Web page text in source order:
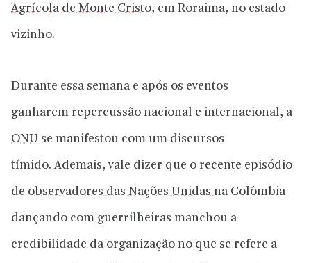
Agrícola de Monte Cristo, em Roraima, no estado
vizinho.
Durante essa semana e após os eventos
ganharem repercussão nacional e internacional, a
ONU se manifestou com um discursos
tímido. Ademais, vale dizer que o recente episódio
de observadores das Nações Unidasna Colômbia
dançando com guerrilheiras manchou a
credibilidade da organização no que se refere a